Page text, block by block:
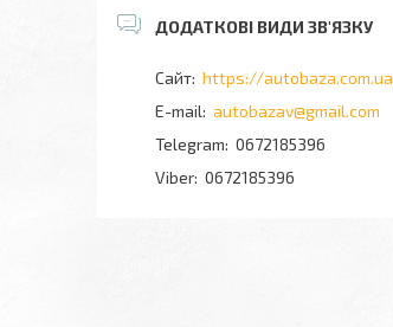
https://autobaza.com.ua
autobazav@gmail.com
0672185396
0672185396